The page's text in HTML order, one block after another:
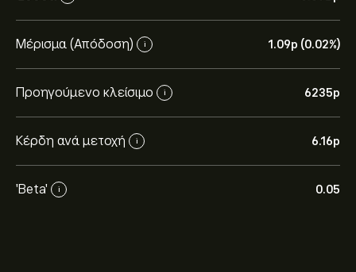
Μέρισμα (Απόδοση) i 1.09‎p‎ (0.02%)
Προηγούμενο κλείσιμο i 6235‎p‎
Κέρδη ανά μετοχή i 6.16‎p‎
'Beta' i 0.05
Η τρέχουσα τιμή του VALT.L είναι 6,305.00‎p‎.
Platinum Limited με βάση τις τάσεις της αγοράς, τις
μελλοντικές διακυμάνσεις της τιμής.
Η κεφαλαιοποίηση αγοράς του Valterra Platinum
Limited είναι 16.31B‎p‎